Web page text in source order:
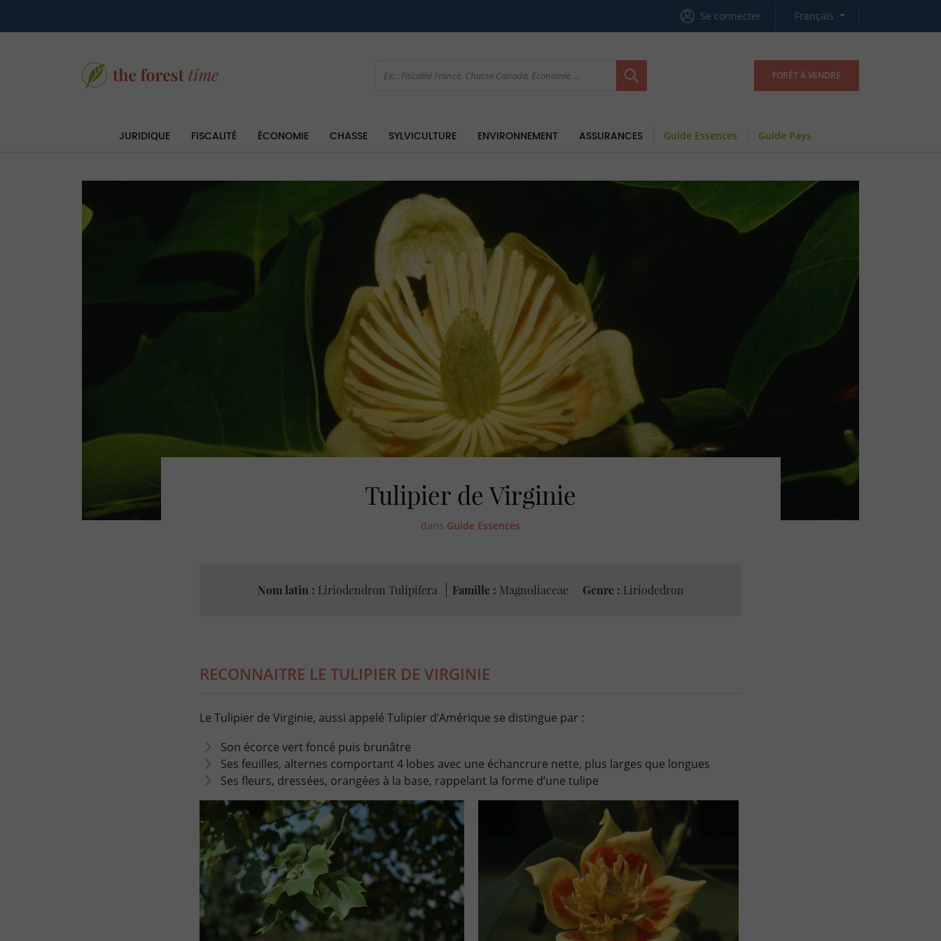
Se connecter Français
FORÊT À VENDRE
JURIDIQUE FISCALITÉ ÉCONOMIE CHASSE SYLVICULTURE ENVIRONNEMENT ASSURANCES Guide Essences Guide Pays
Tulipier de Virginie
dans Guide Essences
Nom latin : Liriodendron Tulipifera Famille : Magnoliaceae Genre : Liriodedron
RECONNAITRE LE TULIPIER DE VIRGINIE
Le Tulipier de Virginie, aussi appelé Tulipier d’Amérique se distingue par :
Son écorce vert foncé puis brunâtre
Ses feuilles, alternes comportant 4 lobes avec une échancrure nette, plus larges que longues
Ses fleurs, dressées, orangées à la base, rappelant la forme d’une tulipe